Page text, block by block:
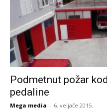
Podmetnut požar
pedaline
Mega media - 6. veljače 2015.